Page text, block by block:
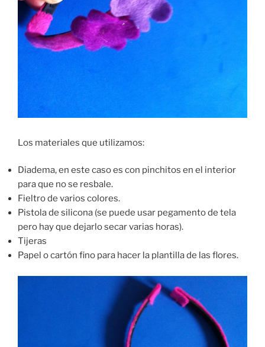
Los materiales que utilizamos:
Diadema, en este caso es con pinchitos en el interior
para que no se resbale.
Fieltro de varios colores.
Pistola de silicona (se puede usar pegamento de tela
pero hay que dejarlo secar varias horas).
Tijeras
Papel o cartón fino para hacer la plantilla de las flores.